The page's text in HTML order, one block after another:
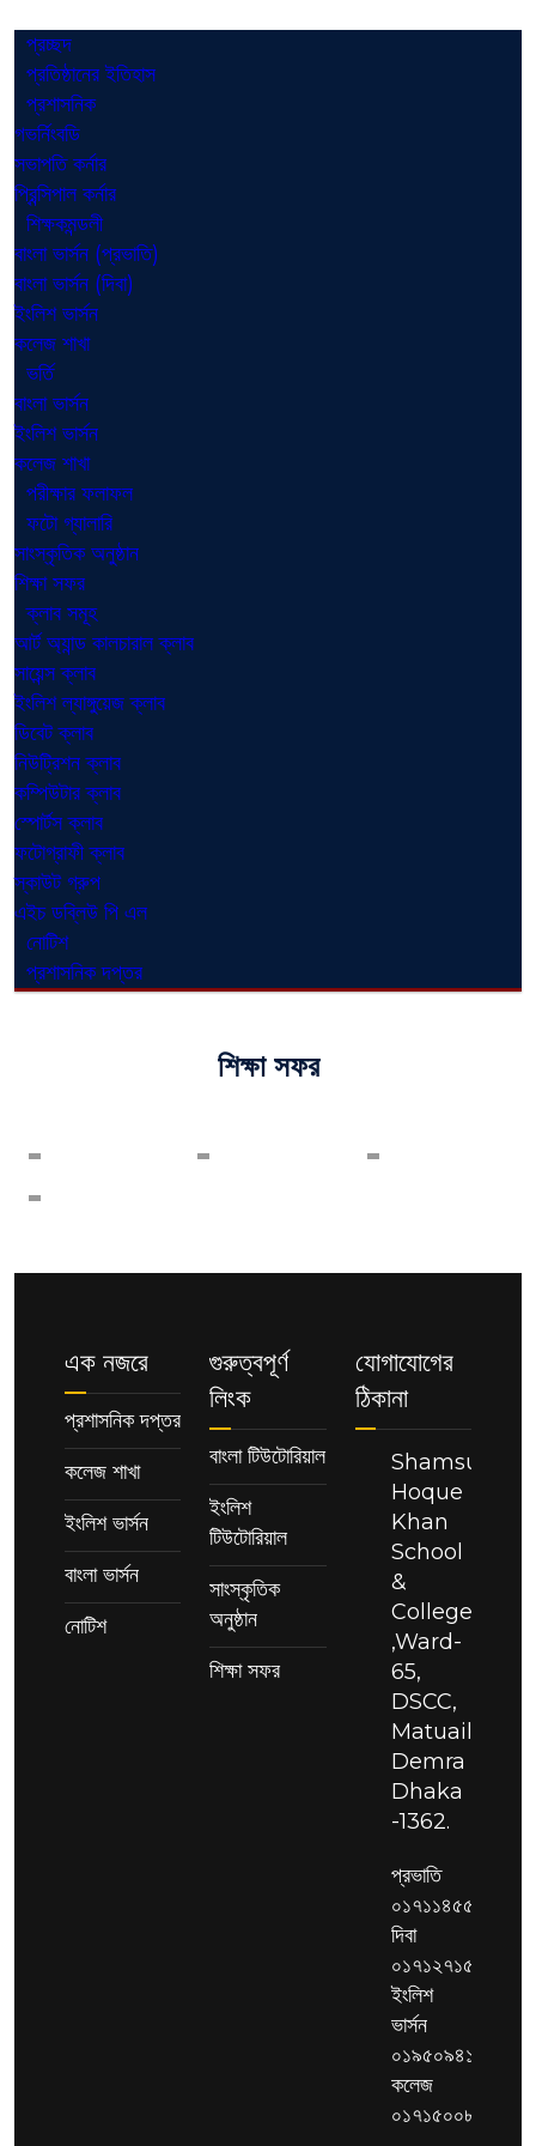
প্রচ্ছদ
প্রতিষ্ঠানের ইতিহাস
প্রশাসনিক
গভর্নিংবডি
সভাপতি কর্নার
প্রিন্সিপাল কর্নার
শিক্ষকমন্ডলী
বাংলা ভার্সন (প্রভাতি)
বাংলা ভার্সন (দিবা)
ইংলিশ ভার্সন
কলেজ শাখা
ভর্তি
বাংলা ভার্সন
ইংলিশ ভার্সন
কলেজ শাখা
পরীক্ষার ফলাফল
ফটো গ্যালারি
সাংস্কৃতিক অনুষ্ঠান
শিক্ষা সফর
ক্লাব সমূহ
আর্ট অ্যান্ড কালচারাল ক্লাব
সায়েন্স ক্লাব
ইংলিশ ল্যাঙ্গুয়েজ ক্লাব
ডিবেট ক্লাব
নিউট্রিশন ক্লাব
কম্পিউটার ক্লাব
স্পোর্টস ক্লাব
ফটোগ্রাফী ক্লাব
স্কাউট গ্রুপ
এইচ ডব্লিউ পি এল
নোটিশ
প্রশাসনিক দপ্তর
শিক্ষা সফর
এক নজরে
প্রশাসনিক দপ্তর
কলেজ শাখা
ইংলিশ ভার্সন
বাংলা ভার্সন
নোটিশ
গুরুত্বপূর্ণ
লিংক
বাংলা টিউটোরিয়াল
ইংলিশ
টিউটোরিয়াল
সাংস্কৃতিক
অনুষ্ঠান
শিক্ষা সফর
যোগাযোগের
ঠিকানা
Shamsul
Hoque
Khan
School
&
College
,Ward-
65,
DSCC,
Matuail,
Demra
Dhaka
-1362.
প্রভাতি
০১৭১১৪৫৫২৮৬,
দিবা
০১৭১২৭১৫৩২৫,
ইংলিশ
ভার্সন
০১৯৫০৯৪১৯২৯,
কলেজ
০১৭১৫০০৮৫১৭